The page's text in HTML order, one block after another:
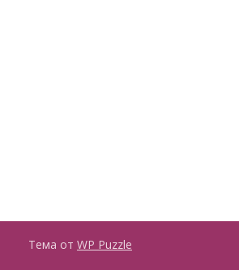
Тема от WP Puzzle